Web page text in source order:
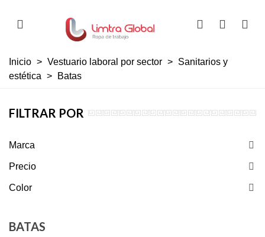
Inicio > Vestuario laboral por sector > Sanitarios y
estética > Batas
FILTRAR POR
Marca
Precio
Color
BATAS